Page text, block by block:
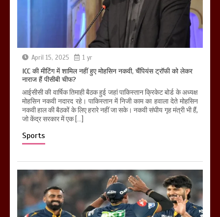
April 15, 2025 1 yr
ICC की मीटिंग में शामिल नहीं हुए मोहसिन नकवी, चैंपियंस ट्रॉफी को लेकर
नाराज हैं पीसीबी चीफ?
आईसीसी की वार्षिक तिमाही बैठक हुई जहां पाकिस्तान क्रिकेट बोर्ड के अध्यक्ष
मोहसिन नकवी नदारद रहे। पाकिस्तान में निजी काम का हवाला देते मोहसिन
नकवी हाल की बैठकों के लिए हरारे नहीं जा सके। नकवी संघीय गृह मंत्री भी हैं,
जो केंद्र सरकार में एक […]
Sports